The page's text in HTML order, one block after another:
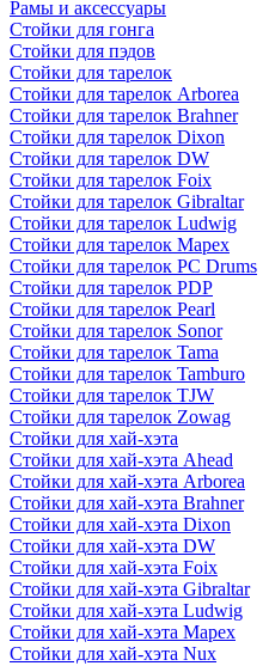
Рамы и аксессуары
Стойки для гонга
Стойки для пэдов
Стойки для тарелок
Стойки для тарелок Arborea
Стойки для тарелок Brahner
Стойки для тарелок Dixon
Стойки для тарелок DW
Стойки для тарелок Foix
Стойки для тарелок Gibraltar
Стойки для тарелок Ludwig
Стойки для тарелок Mapex
Стойки для тарелок PC Drums
Стойки для тарелок PDP
Стойки для тарелок Pearl
Стойки для тарелок Sonor
Стойки для тарелок Tama
Стойки для тарелок Tamburo
Стойки для тарелок TJW
Стойки для тарелок Zowag
Стойки для хай-хэта
Стойки для хай-хэта Ahead
Стойки для хай-хэта Arborea
Стойки для хай-хэта Brahner
Стойки для хай-хэта Dixon
Стойки для хай-хэта DW
Стойки для хай-хэта Foix
Стойки для хай-хэта Gibraltar
Стойки для хай-хэта Ludwig
Стойки для хай-хэта Mapex
Стойки для хай-хэта Nux